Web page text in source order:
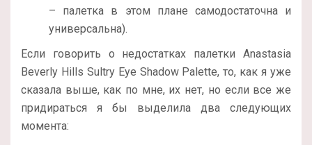
– палетка в этом плане самодостаточна и
универсальна).
Если говорить о недостатках палетки Anastasia
Beverly Hills Sultry Eye Shadow Palette, то, как я уже
сказала выше, как по мне, их нет, но если все же
придираться я бы выделила два следующих
момента: